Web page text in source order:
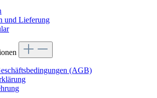
und Lieferung
(AGB)